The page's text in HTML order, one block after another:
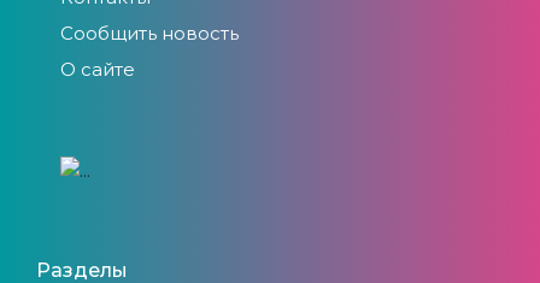
Сообщить новость
О сайте
Разделы